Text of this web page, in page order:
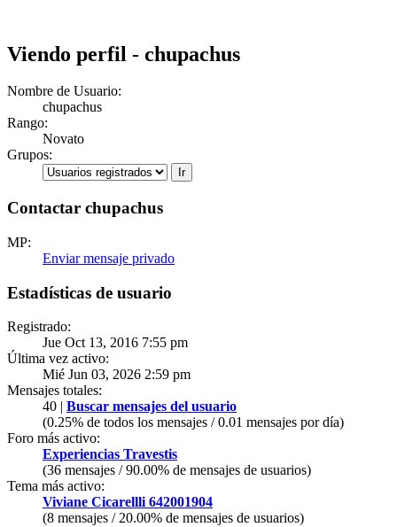
Viendo perfil - chupachus
Nombre de Usuario:
chupachus
Rango:
Novato
Grupos:
Contactar chupachus
MP:
Enviar mensaje privado
Estadísticas de usuario
Registrado:
Jue Oct 13, 2016 7:55 pm
Última vez activo:
Mié Jun 03, 2026 2:59 pm
Mensajes totales:
40 | Buscar mensajes del usuario
(0.25% de todos los mensajes / 0.01 mensajes por día)
Foro más activo:
Experiencias Travestis
(36 mensajes / 90.00% de mensajes de usuarios)
Tema más activo:
Viviane Cicarellli 642001904
(8 mensajes / 20.00% de mensajes de usuarios)